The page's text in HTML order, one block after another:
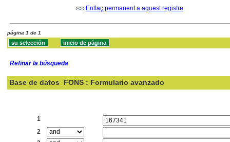
Enllaç permanent a aquest registre
página 1 de 1
Refinar la búsqueda
Base de datos FONS : Formulario avanzado
1
2